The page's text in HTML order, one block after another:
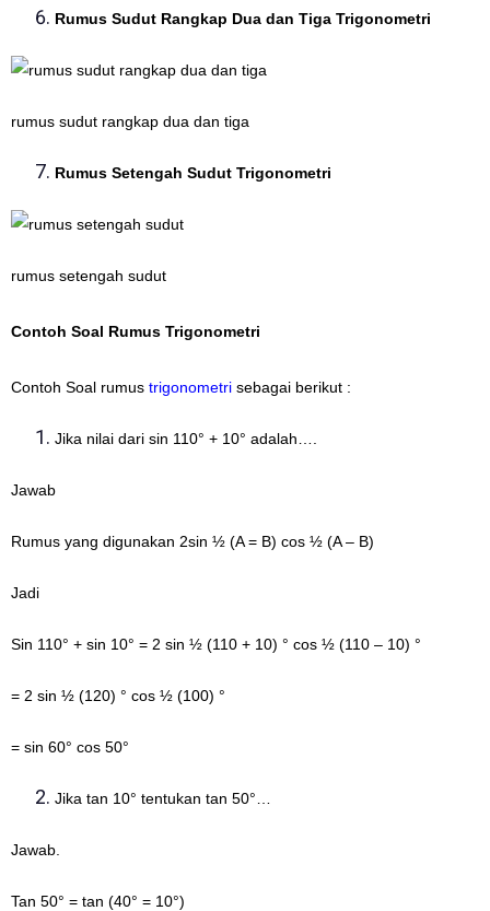
Rumus Sudut Rangkap Dua dan Tiga Trigonometri
rumus sudut rangkap dua dan tiga
Rumus Setengah Sudut Trigonometri
rumus setengah sudut
Contoh Soal Rumus Trigonometri
Contoh Soal rumus trigonometri sebagai berikut :
Jika nilai dari sin 110° + 10° adalah….
Jawab
Rumus yang digunakan 2sin ½ (A = B) cos ½ (A – B)
Jadi
Sin 110° + sin 10° = 2 sin ½ (110 + 10) ° cos ½ (110 – 10) °
= 2 sin ½ (120) ° cos ½ (100) °
= sin 60° cos 50°
Jika tan 10° tentukan tan 50°…
Jawab.
Tan 50° = tan (40° = 10°)